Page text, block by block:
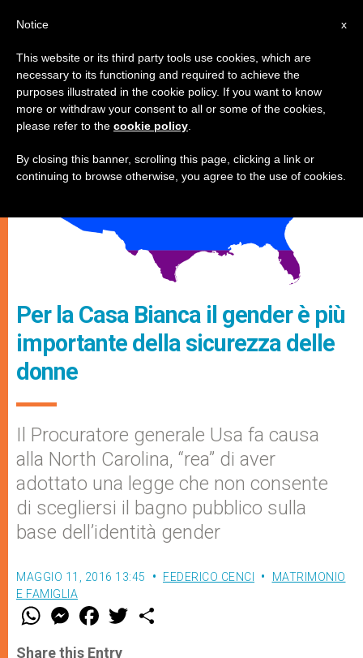
MATRIMONIO E FAMIGLIA
Per la Casa Bianca il gender è più
importante della sicurezza delle
donne
Il Procuratore generale Usa fa causa
alla North Carolina, “rea” di aver
adottato una legge che non consente
di scegliersi il bagno pubblico sulla
base dell’identità gender
MAGGIO 11, 2016 13:45 FEDERICO CENCI
MATRIMONIO
E FAMIGLIA
W
t
M
e
s
F
a
e
w
Share this Entry
x
Notice
This website or its third party tools use cookies, which are
necessary to its functioning and required to achieve the
purposes illustrated in the cookie policy. If you want to know
more or withdraw your consent to all or some of the cookies,
please refer to the cookie policy
By closing this banner, scrolling this page, clicking a link or
continuing to browse otherwise, you agree to the use of cookies.